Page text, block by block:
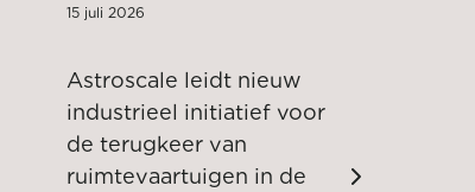
15 juli 2026
Astroscale leidt nieuw
industrieel initiatief voor
de terugkeer van
ruimtevaartuigen in de